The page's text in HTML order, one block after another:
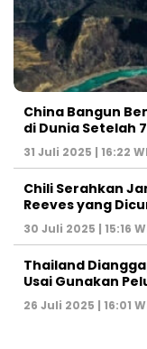
China Bangun
di Dunia Setelah
31 Juli 2025 | 16:22
Chili Serahkan
Reeves yang
30 Juli 2025 | 15:16
Thailand
Usai Gunakan
26 Juli 2025 | 16:01